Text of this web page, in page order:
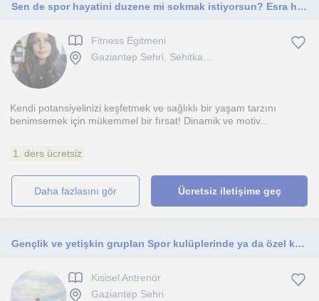
Sen de spor hayatini duzene mi sokmak istiyorsun? Esra hoca farkiyla tekrar Kendine bir sans ver
Fitness Egitmeni
Gaziantep Sehri, Sehitka...
Kendi potansiyelinizi keşfetmek ve sağlıklı bir yaşam tarzını
benimsemek için mükemmel bir fırsat! Dinamik ve motiv...
1. ders ücretsiz
daha fazlasını gör Ücretsiz iletişime geç
Gençlik ve yetişkin grupları Spor kulüplerinde ya da özel kurslarda spor yapmak isteyen bireyler
Kisisel Antrenör
Gaziantep Sehri